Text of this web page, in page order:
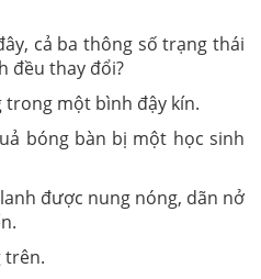
cả ba thông số trạng thái
đều thay đổi?
trong một bình đậy kín.
bóng bàn bị một học sinh
được nung nóng, dãn nở
trên.